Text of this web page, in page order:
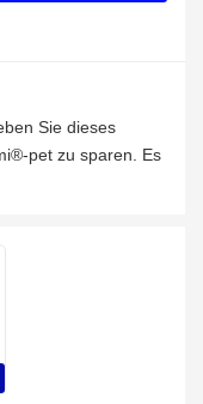
Sie dieses
pet zu sparen. Es